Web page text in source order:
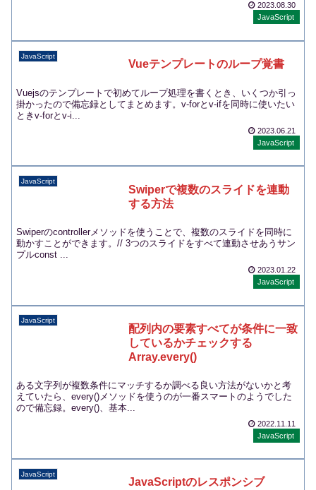
2023.08.30
JavaScript
JavaScript
Vueテンプレートのループ覚書
Vuejsのテンプレートで初めてループ処理を書くとき、いくつか引っ
掛かったので備忘録としてまとめます。v-forとv-ifを同時に使いたい
ときv-forとv-i...
2023.06.21
JavaScript
JavaScript
Swiperで複数のスライドを連動
する方法
Swiperのcontrollerメソッドを使うことで、複数のスライドを同時に
動かすことができます。// 3つのスライドをすべて連動させあうサン
プルconst ...
2023.01.22
JavaScript
JavaScript
配列内の要素すべてが条件に一致
しているかチェックする
Array.every()
ある文字列が複数条件にマッチするか調べる良い方法がないかと考
えていたら、every()メソッドを使うのが一番スマートのようでした
ので備忘録。every()、基本...
2022.11.11
JavaScript
JavaScript
JavaScriptのレスポンシブ